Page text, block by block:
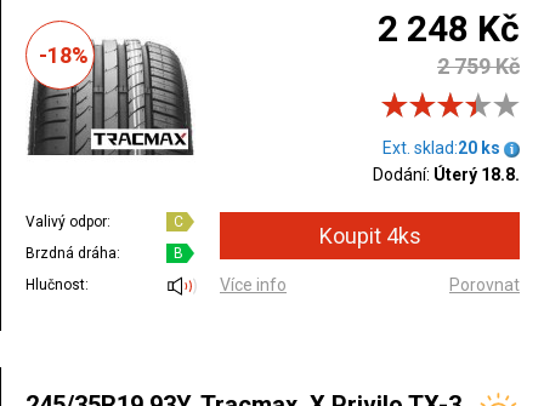
-18%
2 248 Kč
2 759 Kč
Ext. sklad:20 ks
Dodání: Úterý 18.8.
Valivý odpor:
C
Brzdná dráha:
B
Hlučnost:
Více info Porovnat